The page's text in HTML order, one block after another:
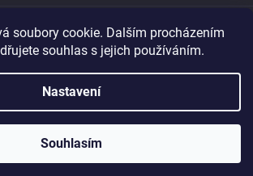
soubory cookie. Dalším procházením
souhlas s jejich používáním.
Nastavení
Souhlasím
v Novém Městě na Moravě, Soškova
zboží informujte na tel. čísle: 605 028 731
Vytvořil Shoptet |Dostmedia